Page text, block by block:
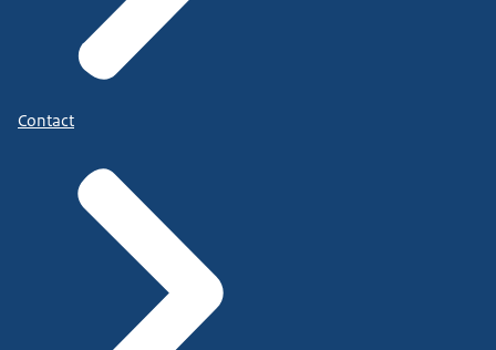
Contact